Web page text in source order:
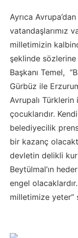
Ayrıca
vatandaşlarımız
milletimizin
şeklinde
Başkanı Temel,
Gürbüz ile
Avrupalı
çocuklarıdır.
belediyecilik
bir kazanç
devletin delikli
Beytülmal’ın
engel
milletimize yeter”